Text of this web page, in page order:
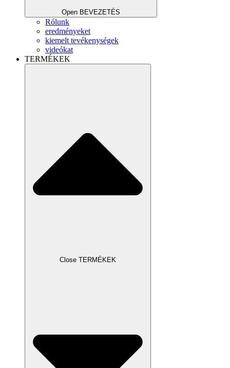
Open BEVEZETÉS
Rólunk
eredményeket
kiemelt tevékenységek
videókat
TERMÉKEK
Close TERMÉKEK